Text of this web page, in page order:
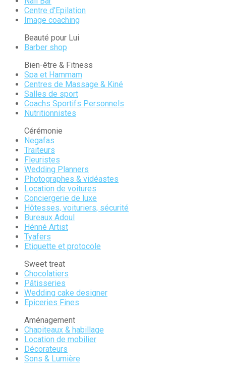
Centre d'Epilation
Image coaching
Beauté pour Lui
Barber shop
Bien-être & Fitness
Spa et Hammam
Centres de Massage & Kiné
Salles de sport
Coachs Sportifs Personnels
Nutritionnistes
Cérémonie
Negafas
Traiteurs
Fleuristes
Wedding Planners
Photographes & vidéastes
Location de voitures
Conciergerie de luxe
Hôtesses, voituriers, sécurité
Bureaux Adoul
Hénné Artist
Tyafers
Etiquette et protocole
Sweet treat
Chocolatiers
Pâtisseries
Wedding cake designer
Epiceries Fines
Aménagement
Chapiteaux & habillage
Location de mobilier
Décorateurs
Sons & Lumière